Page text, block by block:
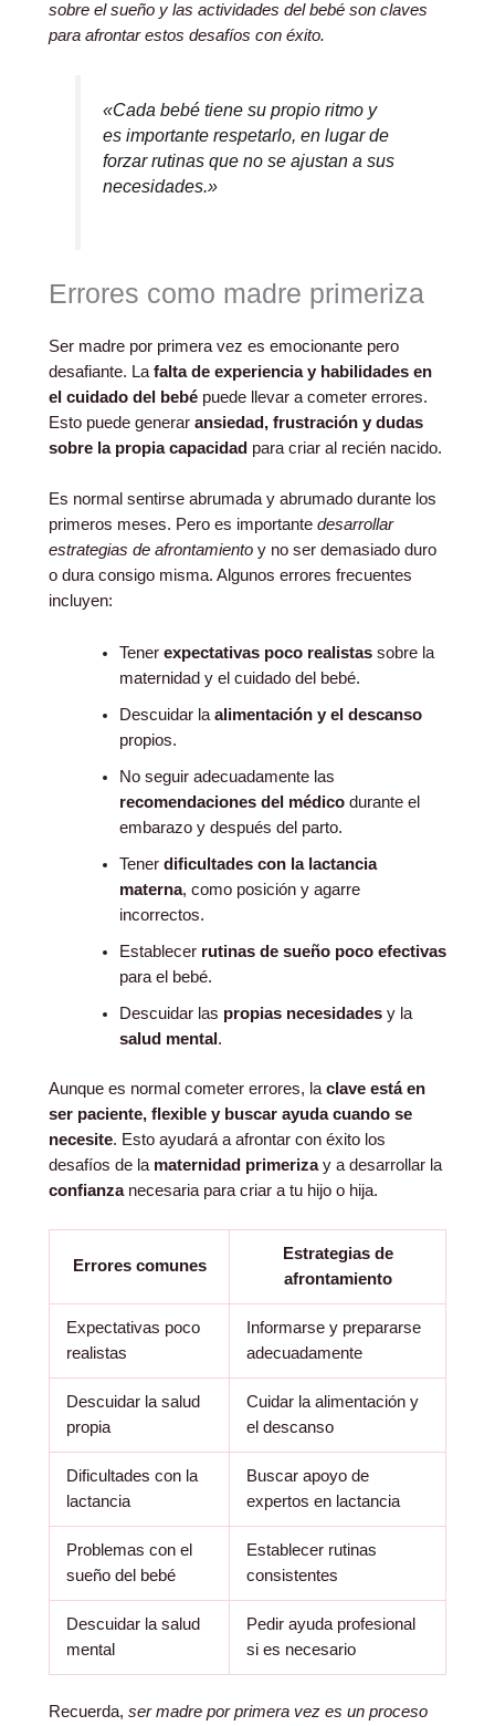
sobre el sueño y las actividades del bebé son claves
para afrontar estos desafíos con éxito.
«Cada bebé tiene su propio ritmo y
es importante respetarlo, en lugar de
forzar rutinas que no se ajustan a sus
necesidades.»
Errores como madre primeriza
Ser madre por primera vez es emocionante pero
desafiante. La falta de experiencia y habilidades en
el cuidado del bebé puede llevar a cometer errores.
Esto puede generar ansiedad, frustración y dudas
sobre la propia capacidad para criar al recién nacido.
Es normal sentirse abrumada y abrumado durante los
primeros meses. Pero es importante desarrollar
estrategias de afrontamiento y no ser demasiado duro
o dura consigo misma. Algunos errores frecuentes
incluyen:
Tener expectativas poco realistassobre la
maternidad y el cuidado del bebé.
Descuidar la alimentación y el descanso
propios.
No seguir adecuadamente las
recomendaciones del médicodurante el
embarazo y después del parto.
Tener dificultades con la lactancia
materna, como posición y agarre
incorrectos.
Establecer rutinas de sueño poco efectivas
para el bebé.
Descuidar las propias necesidadesy la
salud mental .
Aunque es normal cometer errores, la clave está en
ser paciente, flexible y buscar ayuda cuando se
necesite. Esto ayudará a afrontar con éxito los
desafíos de la maternidad primerizay a desarrollar la
confianzanecesaria para criar a tu hijo o hija.
Errores comunes
Estrategias de
afrontamiento
Expectativas poco
realistas
Informarse y prepararse
adecuadamente
Descuidar la salud
propia
Cuidar la alimentación y
el descanso
Dificultades con la
lactancia
Buscar apoyo de
expertos en lactancia
Problemas con el
sueño del bebé
Establecer rutinas
consistentes
Descuidar la salud
mental
Pedir ayuda profesional
si es necesario
Recuerda, ser madre por primera vez es un proceso